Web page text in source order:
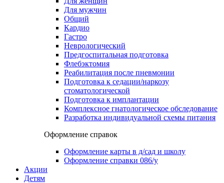
Для мужчин
Общий
Кардио
Гастро
Неврологический
Предгоспитальная подготовка
Флебэктомия
Реабилитация после пневмонии
Подготовка к седации/наркозу
стоматологической
Подготовка к имплантации
Комплексное гнатологическое обследование
Разработка индивидуальной схемы питания
Оформление справок
Оформление карты в д/сад и школу
Оформление справки 086/у
Акции
Детям